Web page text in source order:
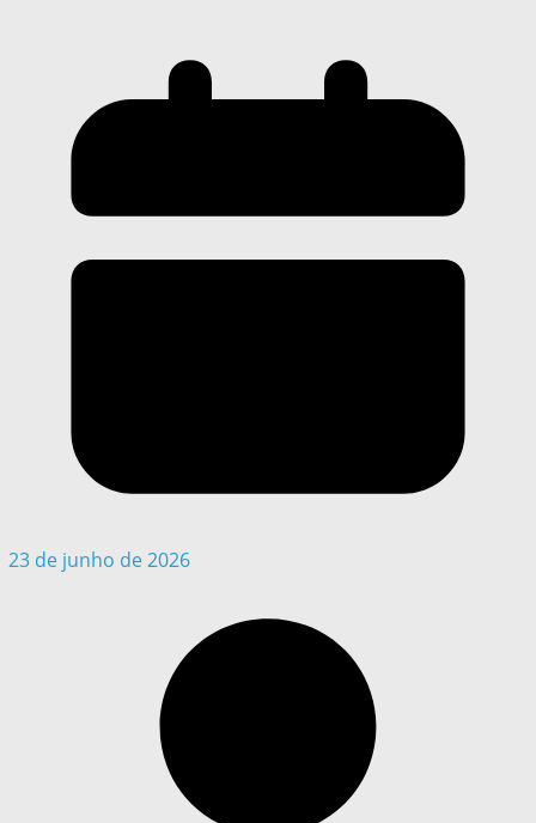
23 de junho de 2026